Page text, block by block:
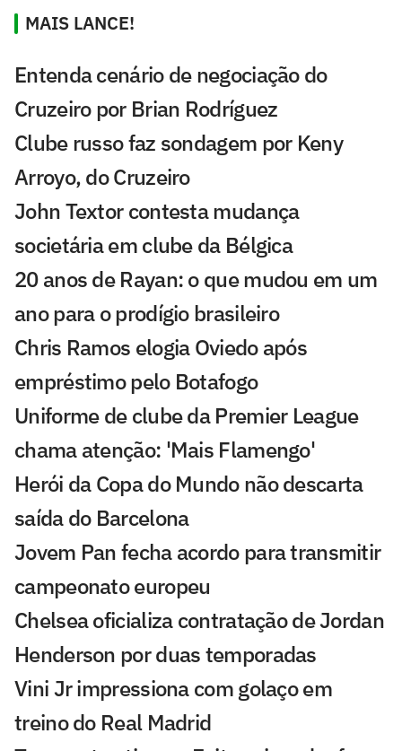
MAIS LANCE!
Entenda cenário de negociação do
Cruzeiro por Brian Rodríguez
Clube russo faz sondagem por Keny
Arroyo, do Cruzeiro
John Textor contesta mudança
societária em clube da Bélgica
20 anos de Rayan: o que mudou em um
ano para o prodígio brasileiro
Chris Ramos elogia Oviedo após
empréstimo pelo Botafogo
Uniforme de clube da Premier League
chama atenção: 'Mais Flamengo'
Herói da Copa do Mundo não descarta
saída do Barcelona
Jovem Pan fecha acordo para transmitir
campeonato europeu
Chelsea oficializa contratação de Jordan
Henderson por duas temporadas
Vini Jr impressiona com golaço em
treino do Real Madrid